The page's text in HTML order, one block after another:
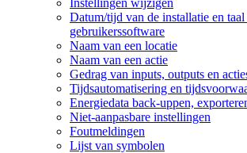
Instellingen wijzigen
Datum/tijd van de installatie en taal
gebruikerssoftware
Naam van een locatie
Naam van een actie
Gedrag van inputs, outputs en
Tijdsautomatisering en
Energiedata back-uppen,
Niet-aanpasbare instellingen
Foutmeldingen
Lijst van symbolen